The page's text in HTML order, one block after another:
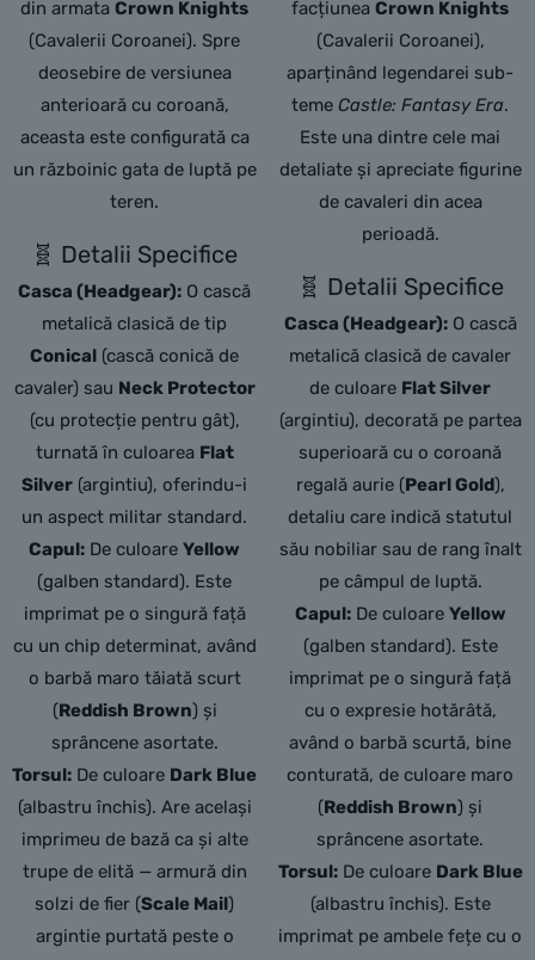
din armataCrown Knights
(Cavalerii Coroanei). Spre
deosebire de versiunea
anterioară cu coroană,
aceasta este configurată ca
un războinic gata de luptă pe
teren.
🧬 Detalii Specifice
Casca (Headgear): O cască
metalică clasică de tip
Conical (cască conică de
cavaler) sau Neck Protector
(cu protecție pentru gât),
turnată în culoarea Flat
Silver (argintiu), oferindu-i
un aspect militar standard.
Capul: De culoareYellow
(galben standard). Este
imprimat pe o singură față
cu un chip determinat, având
o barbă maro tăiată scurt
(Reddish Brown) și
sprâncene asortate.
Torsul: De culoare Dark Blue
(albastru închis). Are același
imprimeu de bază ca și alte
trupe de elită — armură din
solzi de fier (Scale Mail)
argintie purtată peste o
facțiuneaCrown Knights
(Cavalerii Coroanei),
aparținând legendarei sub-
temeCastle: Fantasy Era.
Este una dintre cele mai
detaliate și apreciate figurine
de cavaleri din acea
perioadă.
🧬 Detalii Specifice
Casca (Headgear):O cască
metalică clasică de cavaler
de culoare Flat Silver
(argintiu), decorată pe partea
superioară cu o coroană
regală aurie (Pearl Gold),
detaliu care indică statutul
său nobiliar sau de rang înalt
pe câmpul de luptă.
Capul:De culoare Yellow
(galben standard). Este
imprimat pe o singură față
cu o expresie hotărâtă,
având o barbă scurtă, bine
conturată, de culoare maro
(Reddish Brown) și
sprâncene asortate.
Torsul:De culoare Dark Blue
(albastru închis). Este
imprimat pe ambele fețe cu o